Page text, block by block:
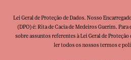
Lei Geral de Proteção de Dados. Nosso
(DPO) é: Rita de Cacia de Medeiros Guerim.
sobre assuntos referentes à Lei Geral de Proteção
ler todos os nossos termos e